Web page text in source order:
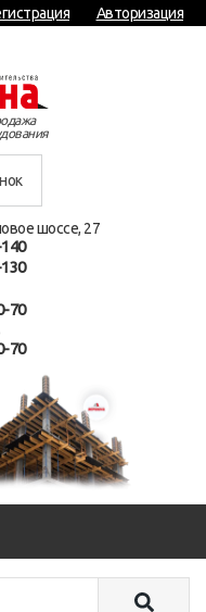
Авторизация
шоссе, 27
70
70